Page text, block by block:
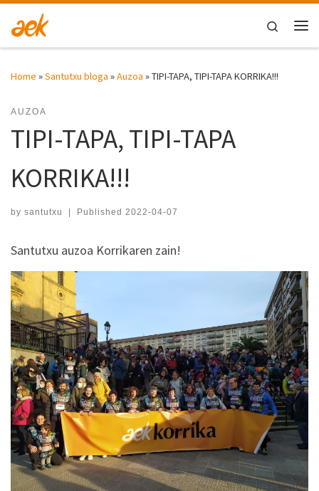
Skip to content
Search
Home »Santutxu bloga »Auzoa »TIPI-TAPA, TIPI-TAPA KORRIKA!!!
AUZOA
TIPI-TAPA, TIPI-TAPA
KORRIKA!!!
by santutxu | Published 2022-04-07
Santutxu auzoa Korrikaren zain!